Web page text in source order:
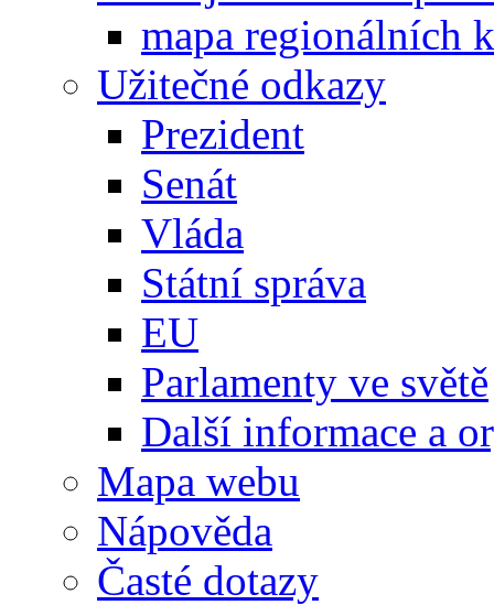
mapa regionálních
Užitečné odkazy
Prezident
Senát
Vláda
Státní správa
EU
Parlamenty ve světě
Další informace a
Mapa webu
Nápověda
Časté dotazy